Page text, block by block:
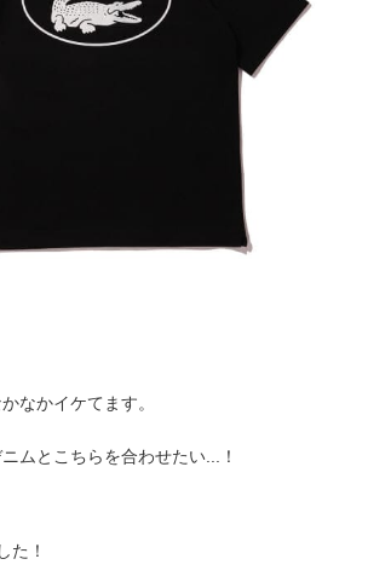
なかイケてます。
ムとこちらを合わせたい...！
た！